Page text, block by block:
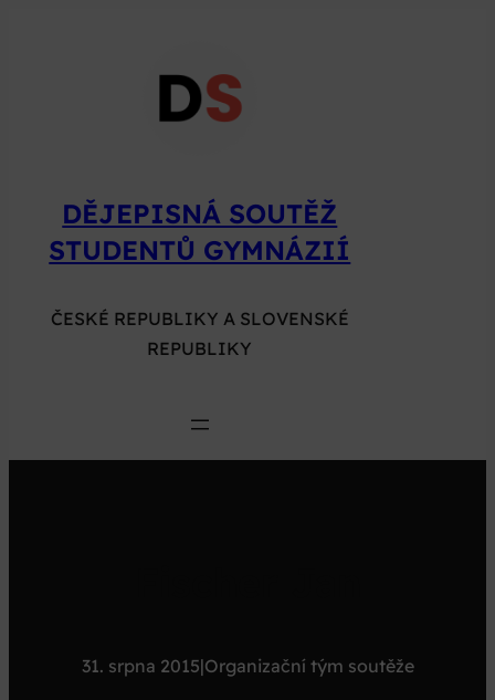
DĚJEPISNÁ SOUTĚŽ
STUDENTŮ GYMNÁZIÍ
ČESKÉ REPUBLIKY A SLOVENSKÉ
REPUBLIKY
31. srpna 2015|Organizační tým soutěže